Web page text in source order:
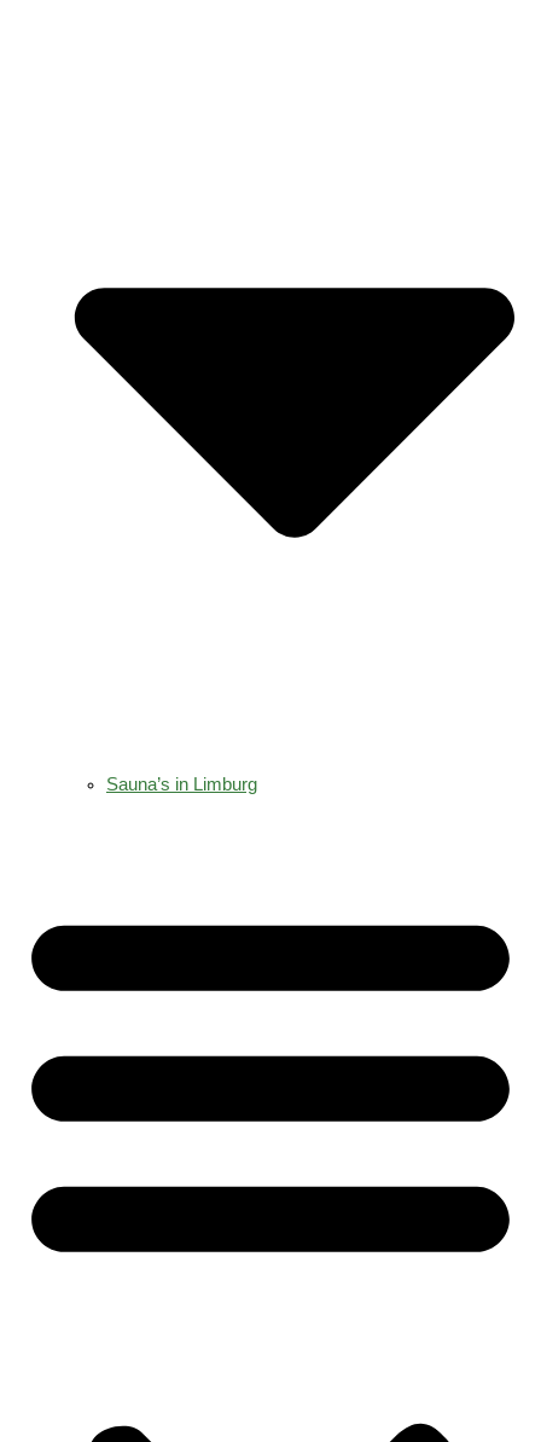
Sauna’s in Limburg